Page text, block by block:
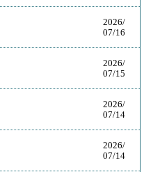
2026/
07/16
2026/
07/15
2026/
07/14
2026/
07/14